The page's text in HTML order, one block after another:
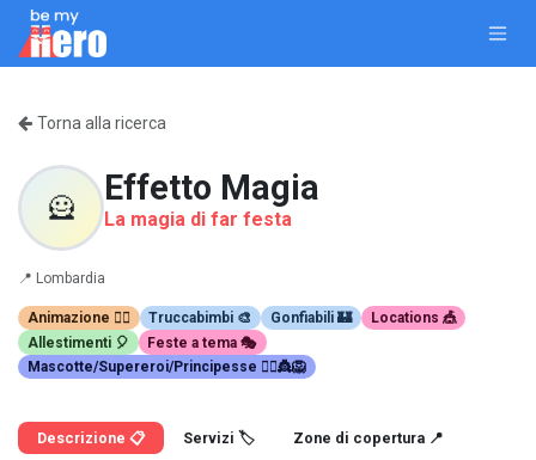
Passa al contenuto
Torna alla ricerca
🦸 Effetto Magia
La magia di far festa
📍 Lombardia
Animazione 🤹‍♂️ Truccabimbi 🎨 Gonfiabili 🏰
Locations 🎪
Allestimenti 🎈
Feste a tema 🎭
Mascotte/Supereroi/Principesse 🦸‍♀️👸🦁
Descrizione 📋 Servizi 🏷️ Zone di copertura 📍